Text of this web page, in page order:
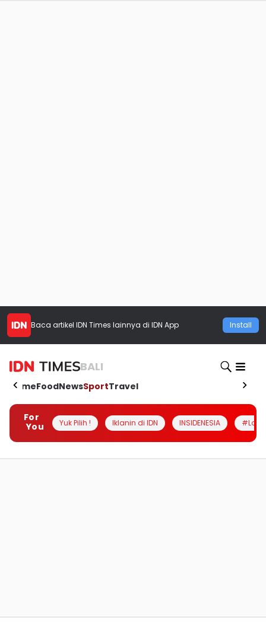
Baca artikel IDN Times lainnya di IDN App Install
BALI
HomeFoodNewsSportTravel
For
You
Yuk Pilih ! Iklanin di IDN INSIDENESIA